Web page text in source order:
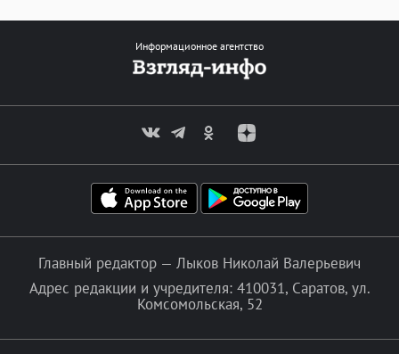
Информационное агентство
Главный редактор — Лыков Николай Валерьевич
Адрес редакции и учредителя: 410031, Саратов, ул.
Комсомольская, 52